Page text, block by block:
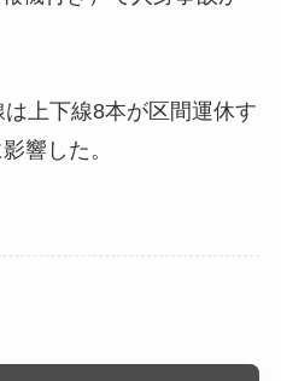
上下線8本が区間運休す
響した。